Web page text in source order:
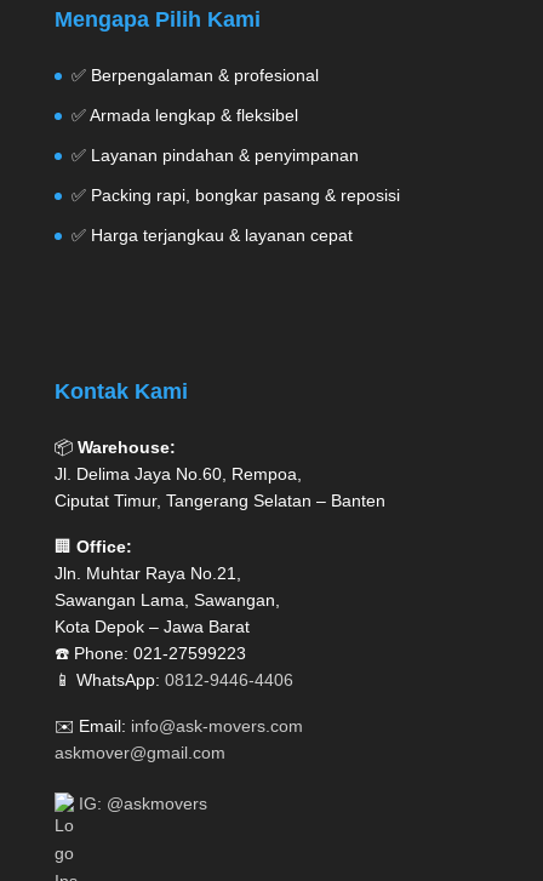
Mengapa Pilih Kami
✅ Berpengalaman & profesional
✅ Armada lengkap & fleksibel
✅ Layanan pindahan & penyimpanan
✅ Packing rapi, bongkar pasang & reposisi
✅ Harga terjangkau & layanan cepat
Kontak Kami
📦 Warehouse:
Jl. Delima Jaya No.60, Rempoa,
Ciputat Timur, Tangerang Selatan – Banten
🏢 Office:
Jln. Muhtar Raya No.21,
Sawangan Lama, Sawangan,
Kota Depok – Jawa Barat
☎️ Phone: 021-27599223
📱 WhatsApp: 0812-9446-4406
✉️ Email: info@ask-movers.com
askmover@gmail.com
IG: @askmovers